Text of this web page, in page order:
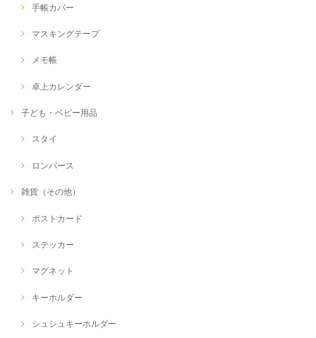
手帳カバー
マスキングテープ
メモ帳
卓上カレンダー
子ども・ベビー用品
スタイ
ロンパース
雑貨（その他）
ポストカード
ステッカー
マグネット
キーホルダー
シュシュキーホルダー